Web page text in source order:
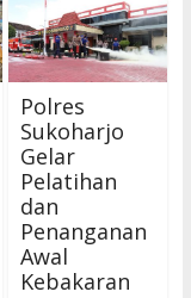
Polres
Sukoharjo
Gelar
Pelatihan
dan
Penanganan
Awal
Kebakaran